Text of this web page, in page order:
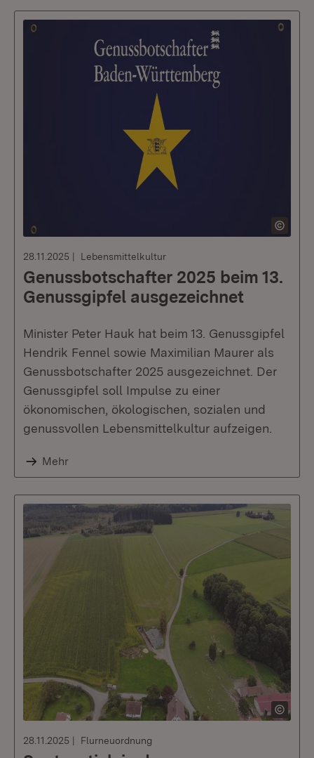
28.11.2025 Lebensmittelkultur
Genussbotschafter 2025 beim 13.
Genussgipfel ausgezeichnet
Minister Peter Hauk hat beim 13. Genussgipfel
Hendrik Fennel sowie Maximilian Maurer als
Genussbotschafter 2025 ausgezeichnet. Der
Genussgipfel soll Impulse zu einer
ökonomischen, ökologischen, sozialen und
genussvollen Lebensmittelkultur aufzeigen.
Mehr
28.11.2025 Flurneuordnung